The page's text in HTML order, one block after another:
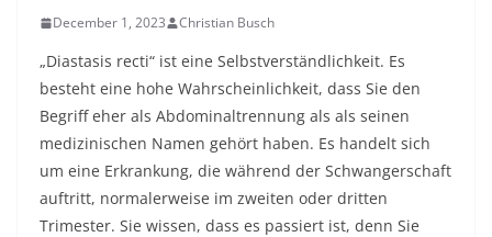
December 1, 2023 Christian Busch
„Diastasis recti“ ist eine Selbstverständlichkeit. Es
besteht eine hohe Wahrscheinlichkeit, dass Sie den
Begriff eher als Abdominaltrennung als als seinen
medizinischen Namen gehört haben. Es handelt sich
um eine Erkrankung, die während der Schwangerschaft
auftritt, normalerweise im zweiten oder dritten
Trimester. Sie wissen, dass es passiert ist, denn Sie